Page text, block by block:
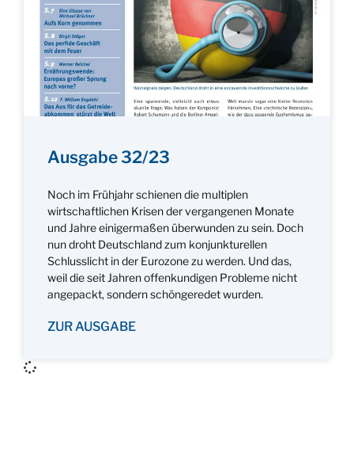
Ausgabe 32/23
Noch im Frühjahr schienen die multiplen
wirtschaftlichen Krisen der vergangenen Monate
und Jahre einigermaßen überwunden zu sein. Doch
nun droht Deutschland zum konjunkturellen
Schlusslicht in der Eurozone zu werden. Und das,
weil die seit Jahren offenkundigen Probleme nicht
angepackt, sondern schöngeredet wurden.
ZUR AUSGABE